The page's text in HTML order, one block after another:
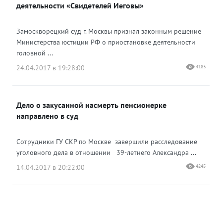
деятельности «Свидетелей Иеговы»
Замоскворецкий суд г. Москвы признал законным решение
Министерства юстиции РФ о приостановке деятельности
головной ...
24.04.2017 в 19:28:00
4183
Дело о закусанной насмерть пенсионерке
направлено в суд
Сотрудники ГУ СКР по Москве завершили расследование
уголовного дела в отношении 39-летнего Александра ...
14.04.2017 в 20:22:00
4245